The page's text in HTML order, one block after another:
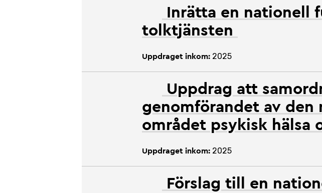
Inrätta en nationell
tolktjänsten
Uppdraget inkom: 2025
Uppdrag att
genomförandet av
området psykisk hälsa
Uppdraget inkom: 2025
Förslag till en